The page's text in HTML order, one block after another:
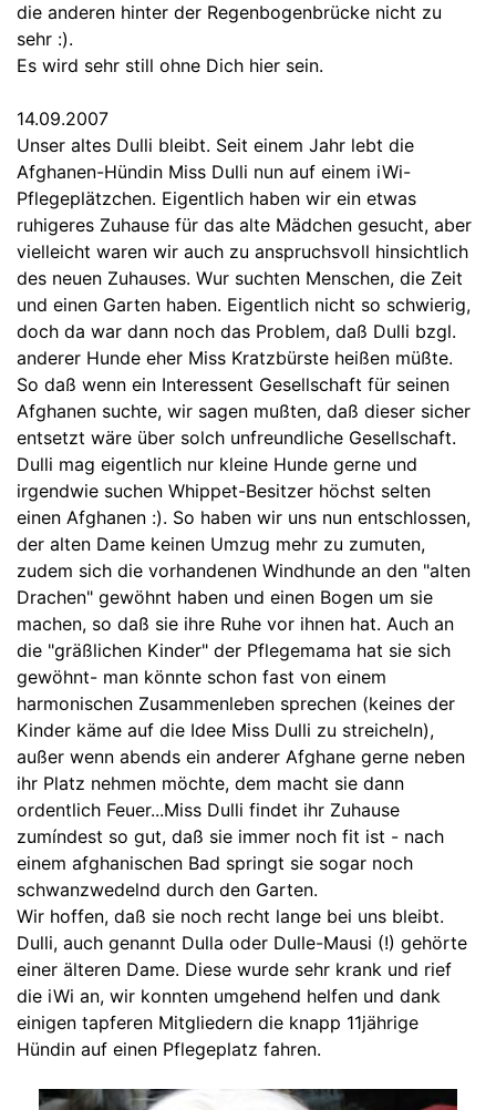
die anderen hinter der Regenbogenbrücke nicht zu
sehr :).
Es wird sehr still ohne Dich hier sein.
14.09.2007
Unser altes Dulli bleibt. Seit einem Jahr lebt die
Afghanen-Hündin Miss Dulli nun auf einem iWi-
Pflegeplätzchen. Eigentlich haben wir ein etwas
ruhigeres Zuhause für das alte Mädchen gesucht, aber
vielleicht waren wir auch zu anspruchsvoll hinsichtlich
des neuen Zuhauses. Wur suchten Menschen, die Zeit
und einen Garten haben. Eigentlich nicht so schwierig,
doch da war dann noch das Problem, daß Dulli bzgl.
anderer Hunde eher Miss Kratzbürste heißen müßte.
So daß wenn ein Interessent Gesellschaft für seinen
Afghanen suchte, wir sagen mußten, daß dieser sicher
entsetzt wäre über solch unfreundliche Gesellschaft.
Dulli mag eigentlich nur kleine Hunde gerne und
irgendwie suchen Whippet-Besitzer höchst selten
einen Afghanen :). So haben wir uns nun entschlossen,
der alten Dame keinen Umzug mehr zu zumuten,
zudem sich die vorhandenen Windhunde an den "alten
Drachen" gewöhnt haben und einen Bogen um sie
machen, so daß sie ihre Ruhe vor ihnen hat. Auch an
die "gräßlichen Kinder" der Pflegemama hat sie sich
gewöhnt- man könnte schon fast von einem
harmonischen Zusammenleben sprechen (keines der
Kinder käme auf die Idee Miss Dulli zu streicheln),
außer wenn abends ein anderer Afghane gerne neben
ihr Platz nehmen möchte, dem macht sie dann
ordentlich Feuer...Miss Dulli findet ihr Zuhause
zumíndest so gut, daß sie immer noch fit ist - nach
einem afghanischen Bad springt sie sogar noch
schwanzwedelnd durch den Garten.
Wir hoffen, daß sie noch recht lange bei uns bleibt.
Dulli, auch genannt Dulla oder Dulle-Mausi (!) gehörte
einer älteren Dame. Diese wurde sehr krank und rief
die iWi an, wir konnten umgehend helfen und dank
einigen tapferen Mitgliedern die knapp 11jährige
Hündin auf einen Pflegeplatz fahren.